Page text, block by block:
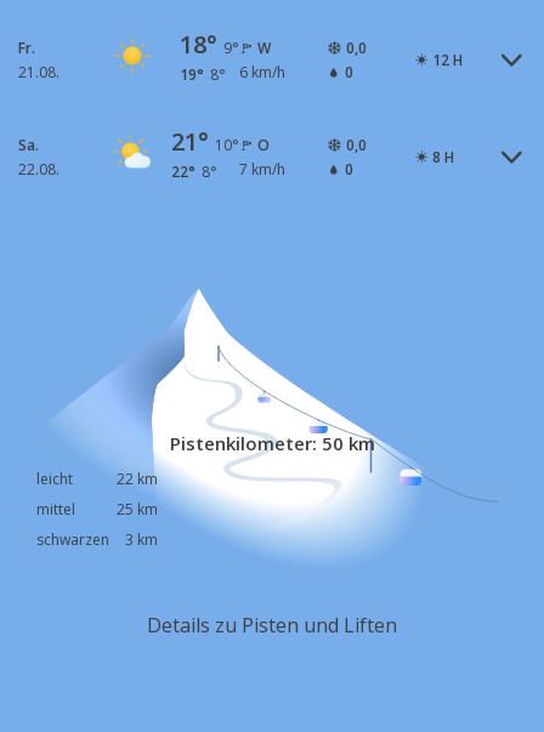
Fr.
21.08.
18° 9°
19° 8°
W
6 km/h
0,0
0
12 H
Sa.
22.08.
21° 10°
22° 8°
O
7 km/h
0,0
0
8 H
Pistenkilometer: 50 km
leicht
22 km
mittel
25 km
schwarzen
3 km
Details zu Pisten und Liften